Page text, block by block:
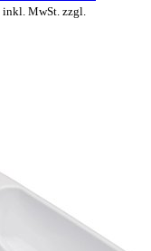
inkl. MwSt. zzgl.